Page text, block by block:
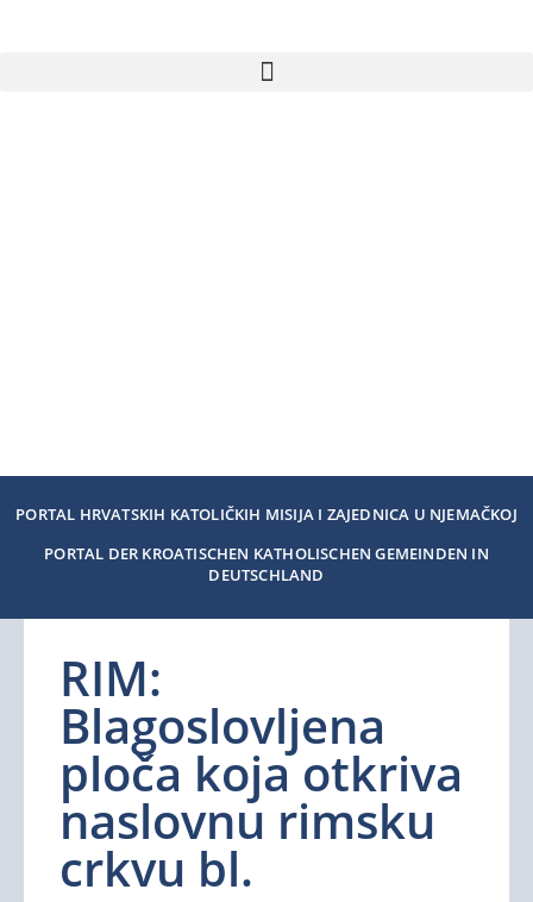
PORTAL HRVATSKIH KATOLIČKIH MISIJA I ZAJEDNICA U NJEMAČKOJ
PORTAL DER KROATISCHEN KATHOLISCHEN GEMEINDEN IN
DEUTSCHLAND
RIM:
Blagoslovljena
ploča koja otkriva
naslovnu rimsku
crkvu bl.